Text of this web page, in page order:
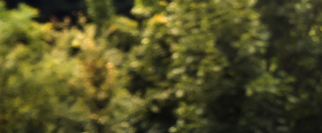
跳到主要內容區塊